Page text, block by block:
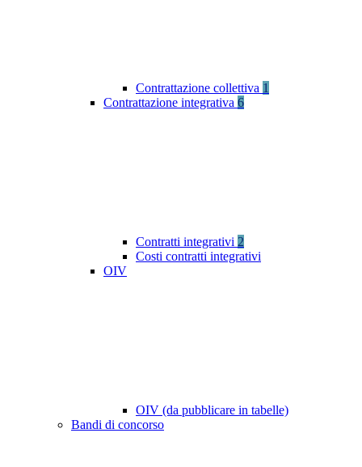
Contrattazione collettiva 1
Contrattazione integrativa 6
Contratti integrativi 2
Costi contratti integrativi
OIV
OIV (da pubblicare in tabelle)
Bandi di concorso